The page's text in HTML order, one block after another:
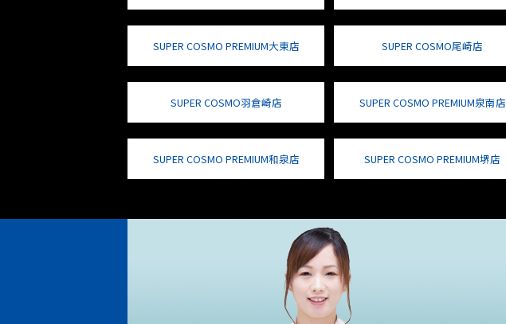
SUPER COSMO PREMIUM大東店 SUPER COSMO尾崎店
SUPER COSMO羽倉崎店 SUPER COSMO PREMIUM泉南店
SUPER COSMO PREMIUM和泉店 SUPER COSMO PREMIUM堺店